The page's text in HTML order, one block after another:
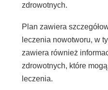
zdrowotnych.
Plan zawiera
leczenia nowotworu, w
zawiera również
zdrowotnych, które
leczenia.